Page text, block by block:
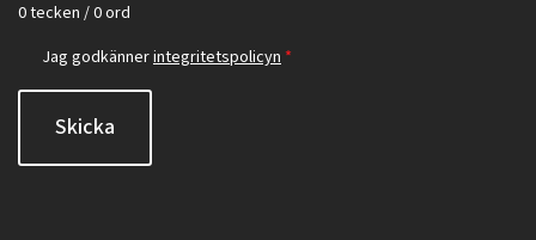
0 tecken / 0 ord
Jag godkännerintegritetspolicyn *
Skicka